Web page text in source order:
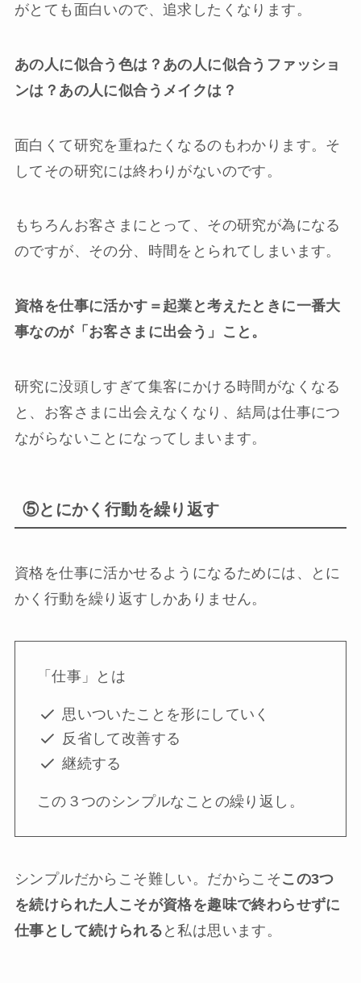
がとても面白いので、追求したくなります。
あの人に似合う色は？あの人に似合うファッショ
ンは？あの人に似合うメイクは？
面白くて研究を重ねたくなるのもわかります。そ
してその研究には終わりがないのです。
もちろんお客さまにとって、その研究が為になる
のですが、その分、時間をとられてしまいます。
資格を仕事に活かす＝起業と考えたときに一番大
事なのが「お客さまに出会う」こと。
研究に没頭しすぎて集客にかける時間がなくなる
と、お客さまに出会えなくなり、結局は仕事につ
ながらないことになってしまいます。
⑤とにかく行動を繰り返す
資格を仕事に活かせるようになるためには、とに
かく行動を繰り返すしかありません。
「仕事」とは
思いついたことを形にしていく
反省して改善する
継続する
この３つのシンプルなことの繰り返し。
シンプルだからこそ難しい。だからこそ この3つ
を続けられた人こそが資格を趣味で終わらせずに
仕事として続けられる と私は思います。